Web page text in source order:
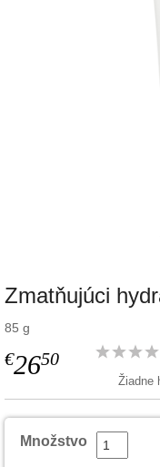
Zmatňujúci
85 g
€2650
Žiadne
Množstvo